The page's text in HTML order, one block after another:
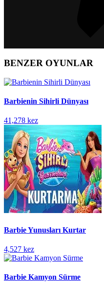
BENZER OYUNLAR
Barbienin Sihirli Dünyası
41,278 kez
Barbie Yunusları Kurtar
4,527 kez
Barbie Kamyon Sürme